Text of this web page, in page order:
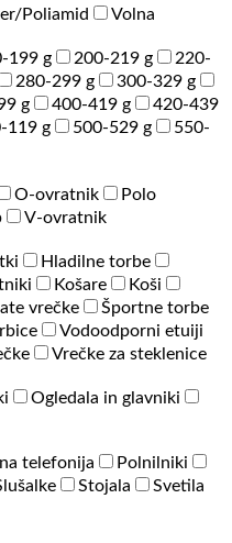
Poliamid
Volna
199 g 200-219 g
220-
280-299 g
300-329 g
g 400-419 g
420-439
119 g 500-529 g
550-
O-ovratnik
Polo
V-ovratnik
Hladilne torbe
Košare
Koši
vrečke
Športne torbe
Vodoodporni etuiji
Vrečke za steklenice
Ogledala in glavniki
telefonija
Polnilniki
Stojala
Svetila